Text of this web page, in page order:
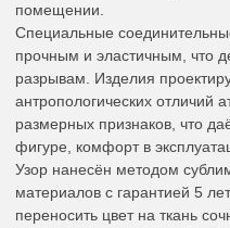
помещении.
Специальные
прочным и эластичным, что
разрывам. Изделия
антропологических отличий
размерных признаков, что
фигуре, комфорт в
Узор нанесён методом
материалов с гарантией 5
переносить цвет на ткань